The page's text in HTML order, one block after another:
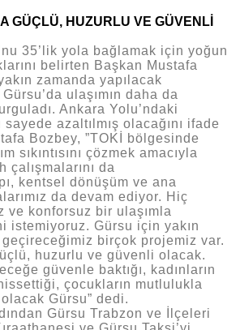
GÜÇLÜ, HUZURLU VE GÜVENLİ
35’lik yola bağlamak için yoğun
belirten Başkan Mustafa
zamanda yapılacak
ulaşımın daha da
Ankara Yolu’ndaki
azaltılmış olacağını ifade
Bozbey, ”TOKİ bölgesinde
sıkıntısını çözmek amacıyla
da
kentsel dönüşüm ve ana
da devam ediyor. Hiç
ve konforsuz bir ulaşımla
istemiyoruz. Gürsu için yakın
birçok projemiz var.
huzurlu ve güvenli olacak.
güvenle baktığı, kadınların
çocukların mutlulukla
Gürsu” dedi.
Gürsu Trabzon ve İlçeleri